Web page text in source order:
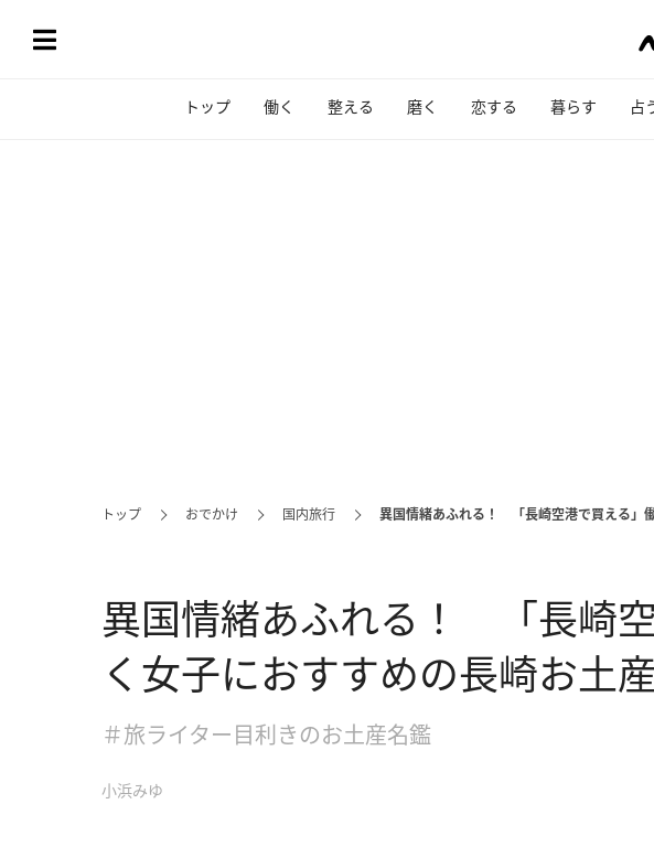
トップ 働く 整える 磨く 恋する 暮らす 占
トップ おでかけ 国内旅行 異国情緒あふれる！ 「長崎空港で買える」
異国情緒あふれる！ 「長崎
く女子におすすめの長崎お土
＃旅ライター目利きのお土産名鑑
小浜みゆ